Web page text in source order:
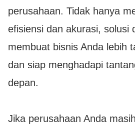
perusahaan. Tidak hanya
efisiensi dan akurasi, solusi
membuat bisnis Anda lebih
dan siap menghadapi
depan.
Jika perusahaan Anda